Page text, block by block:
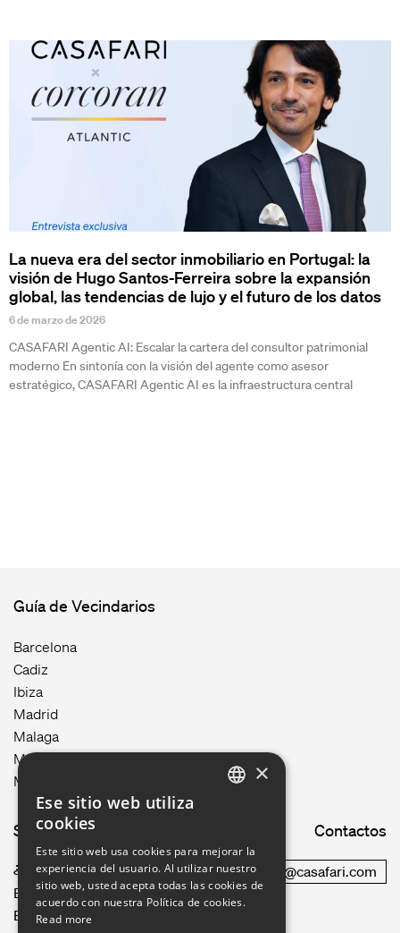
La nueva era del sector inmobiliario en Portugal: la
visión de Hugo Santos-Ferreira sobre la expansión
global, las tendencias de lujo y el futuro de los datos
6 de marzo de 2026
CASAFARI Agentic AI: Escalar la cartera del consultor patrimonial
moderno En sintonía con la visión del agente como asesor
estratégico, CASAFARI Agentic AI es la infraestructura central
Guía de Vecindarios
Barcelona
Cadiz
Ibiza
Madrid
Malaga
Mallorca
Menorca
Site map
¿Cómo funciona?
Blog
Empleo
Contactos
commercial@casafari.com
GERMAN
FRENCH
×
Ese sitio web utiliza
cookies
Este sitio web usa cookies para mejorar la
experiencia del usuario. Al utilizar nuestro
sitio web, usted acepta todas las cookies de
acuerdo con nuestra Política de cookies.
Read more